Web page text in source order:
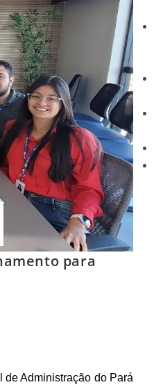
para
deAdministração do Pará